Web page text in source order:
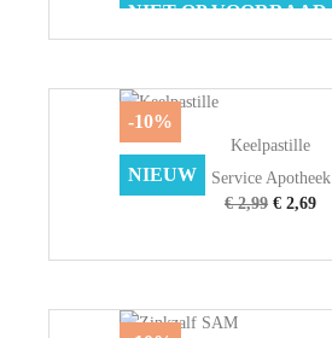
NIET OP VOORRAAD
Keelpastille
Service Apotheek
€ 2,99 € 2,69
-10%
NIEUW